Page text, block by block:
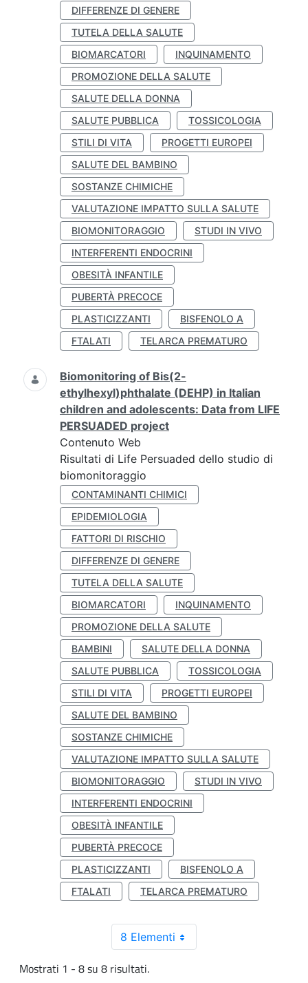
DIFFERENZE DI GENERE
TUTELA DELLA SALUTE
BIOMARCATORI
INQUINAMENTO
PROMOZIONE DELLA SALUTE
SALUTE DELLA DONNA
SALUTE PUBBLICA
TOSSICOLOGIA
STILI DI VITA
PROGETTI EUROPEI
SALUTE DEL BAMBINO
SOSTANZE CHIMICHE
VALUTAZIONE IMPATTO SULLA SALUTE
BIOMONITORAGGIO
STUDI IN VIVO
INTERFERENTI ENDOCRINI
OBESITÀ INFANTILE
PUBERTÀ PRECOCE
PLASTICIZZANTI
BISFENOLO A
FTALATI
TELARCA PREMATURO
Biomonitoring of Bis(2-
ethylhexyl)phthalate (DEHP) in Italian
children and adolescents: Data from LIFE
PERSUADED project
Contenuto Web
Risultati di Life Persuaded dello studio di
biomonitoraggio
CONTAMINANTI CHIMICI
EPIDEMIOLOGIA
FATTORI DI RISCHIO
DIFFERENZE DI GENERE
TUTELA DELLA SALUTE
BIOMARCATORI
INQUINAMENTO
PROMOZIONE DELLA SALUTE
BAMBINI
SALUTE DELLA DONNA
SALUTE PUBBLICA
TOSSICOLOGIA
STILI DI VITA
PROGETTI EUROPEI
SALUTE DEL BAMBINO
SOSTANZE CHIMICHE
VALUTAZIONE IMPATTO SULLA SALUTE
BIOMONITORAGGIO
STUDI IN VIVO
INTERFERENTI ENDOCRINI
OBESITÀ INFANTILE
PUBERTÀ PRECOCE
PLASTICIZZANTI
BISFENOLO A
FTALATI
TELARCA PREMATURO
8 Elementi
Mostrati 1 - 8 su 8 risultati.